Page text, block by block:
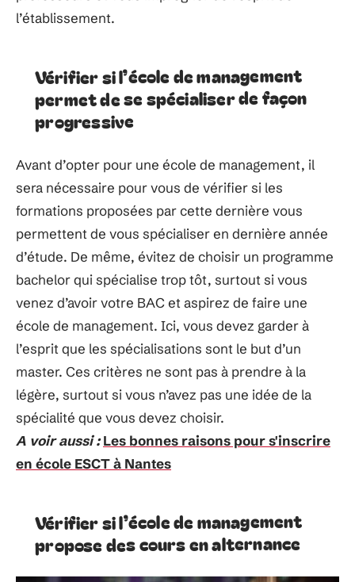
l’établissement.
Vérifier si l’école de management
permet de se spécialiser de façon
progressive
Avant d’opter pour une école de management, il
sera nécessaire pour vous de vérifier si les
formations proposées par cette dernière vous
permettent de vous spécialiser en dernière année
d’étude. De même, évitez de choisir un programme
bachelor qui spécialise trop tôt, surtout si vous
venez d’avoir votre BAC et aspirez de faire une
école de management. Ici, vous devez garder à
l’esprit que les spécialisations sont le but d’un
master. Ces critères ne sont pas à prendre à la
légère, surtout si vous n’avez pas une idée de la
spécialité que vous devez choisir.
A voir aussi : Les bonnes raisons pour s'inscrire
en école ESCT à Nantes
Vérifier si l’école de management
propose des cours en alternance